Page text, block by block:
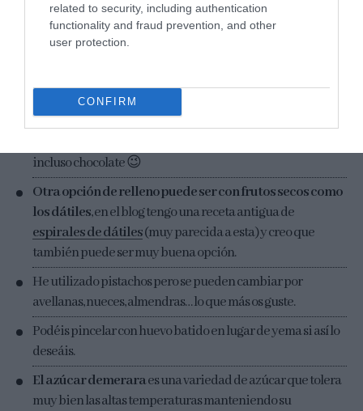
related to security, including authentication
functionality and fraud prevention, and other
user protection.
CONFIRM
NOTAS Y TIPS:
Procurad que el disco de masa tenga el diámetro que os
horneado la masa quede bien cocida.
incluso chocolate 😉
Otra opción de relleno puede ser con frutos secos como
los dátiles, en el blog tengo una receta antigua de
espirales de dátiles(muy parecida a esta) y creo que
también puede ser muy buena opción.
He utilizado pistachos pero se pueden cambiar por
avellanas, nueces, almendras… lo que más os guste.
Podéis pincelar con huevo batido en lugar de yema si así lo
deseáis.
El azúcar demeraraes una variedad de azúcar que tolera
muy bien las altas temperaturas manteniendo su